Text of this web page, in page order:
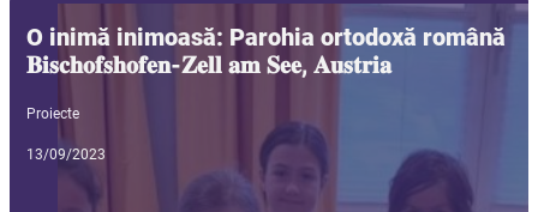
O inimă inimoasă: Parohia ortodoxă română
𝐁𝐢𝐬𝐜𝐡𝐨𝐟𝐬𝐡𝐨𝐟𝐞𝐧-𝐙𝐞𝐥𝐥 𝐚𝐦 𝐒𝐞𝐞, 𝐀𝐮𝐬𝐭𝐫𝐢𝐚
Proiecte
13/09/2023